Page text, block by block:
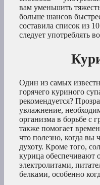
вам уменьшить
больше шансов
составила список из
следует употреблять
Один из самых
горячего куриного
рекомендуется?
увлажнение,
организма в борьбе с
также помогает
что полезно, когда вы
духоту. Кроме того,
курица обеспечивают
электролитами,
белками, особенно